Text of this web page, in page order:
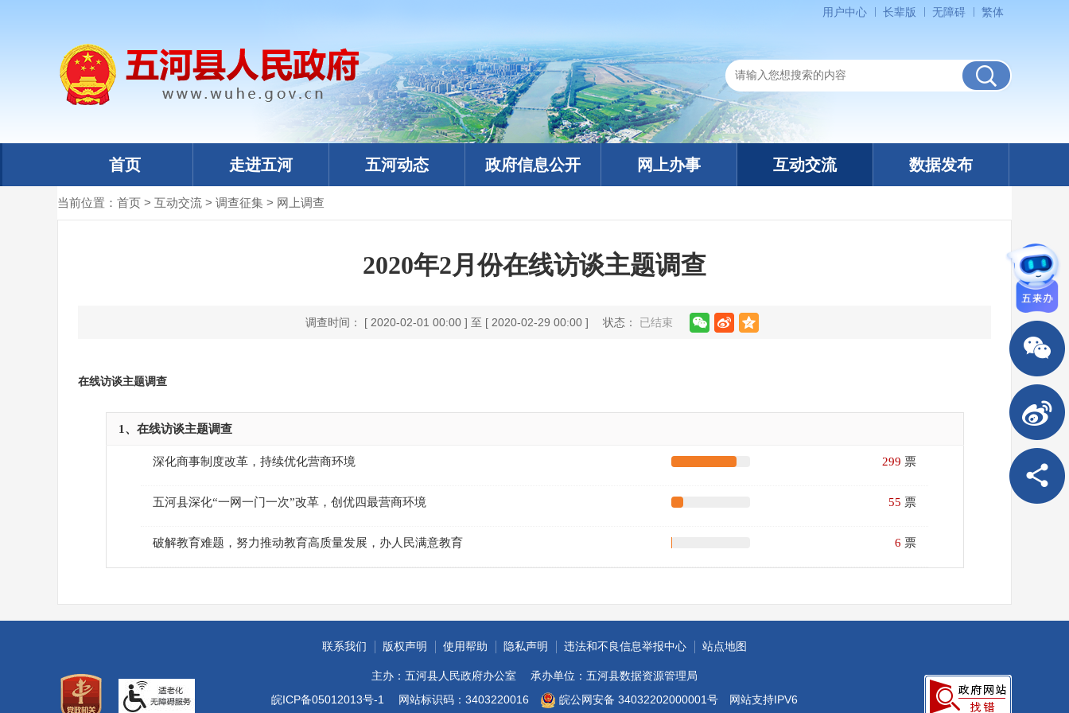
用户中心 长辈版 无障碍 繁体
首页 走进五河 五河动态 政府信息公开 网上办事 互动交流 数据发布
当前位置： 首页 > 互动交流 > 调查征集 > 网上调查
2020年2月份在线访谈主题调查
调查时间： [ 2020-02-01 00:00 ] 至 [ 2020-02-29 00:00 ] 状态： 已结束
在线访谈主题调查
1、在线访谈主题调查
深化商事制度改革，持续优化营商环境 299 票
五河县深化“一网一门一次”改革，创优四最营商环境 55 票
破解教育难题，努力推动教育高质量发展，办人民满意教育 6 票
联系我们 版权声明 使用帮助 隐私声明 违法和不良信息举报中心 站点地图
主办：五河县人民政府办公室
承办单位：五河县数据资源管理局
皖ICP备05012013号-1
网站标识码：3403220016 皖公网安备 34032202000001号 网站支持IPV6
政务微信